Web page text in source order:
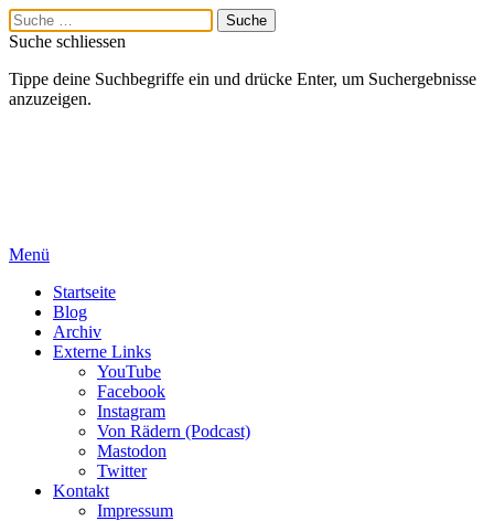
Suche schliessen
Tippe deine Suchbegriffe ein und drücke Enter, um Suchergebnisse
anzuzeigen.
Menü
Startseite
Blog
Archiv
Externe Links
YouTube
Facebook
Instagram
Von Rädern (Podcast)
Mastodon
Twitter
Kontakt
Impressum